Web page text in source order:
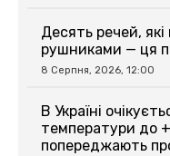
Десять речей,
рушниками — ця
8 Серпня, 2026, 12:00
В Україні
температури до
попереджають